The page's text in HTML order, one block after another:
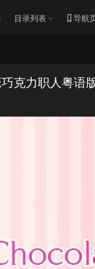
目录列表 导航
克力职人粤语